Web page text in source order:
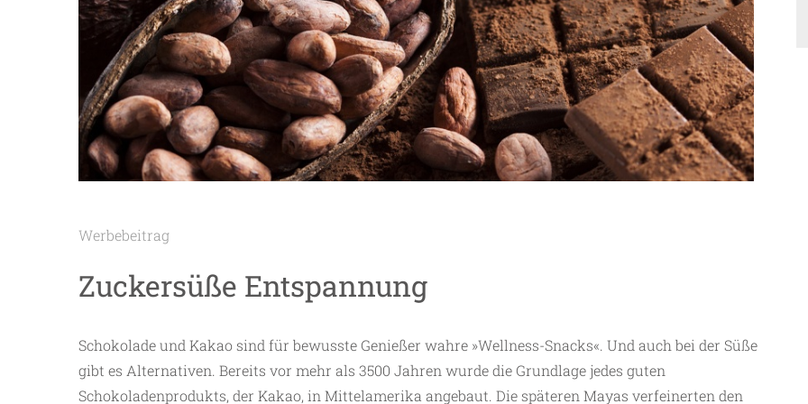
Werbebeitrag
Zuckersüße Entspannung
Schokolade und Kakao sind für bewusste Genießer wahre »Wellness-Snacks«. Und auch bei der Süße
gibt es Alternativen. Bereits vor mehr als 3500 Jahren wurde die Grundlage jedes guten
Schokoladenprodukts, der Kakao, in Mittelamerika angebaut. Die späteren Mayas verfeinerten den